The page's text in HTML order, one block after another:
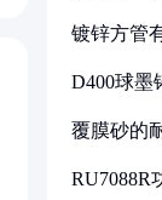
镀锌方管
D400球墨
覆膜砂的
RU7088R